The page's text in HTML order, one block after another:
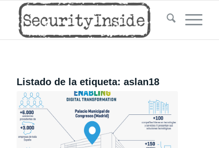
Listado de la etiqueta: aslan18